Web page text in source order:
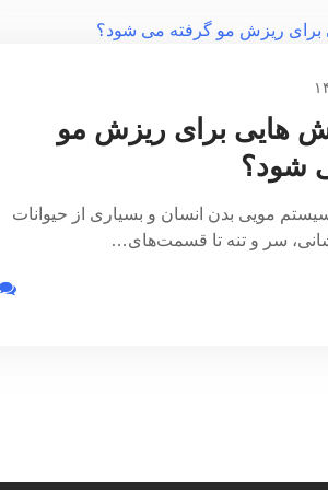
هایی برای ریزش مو
شود؟
مویی بدن انسان و بسیاری از حیوانات
سر و تنه تا قسمت‌های…